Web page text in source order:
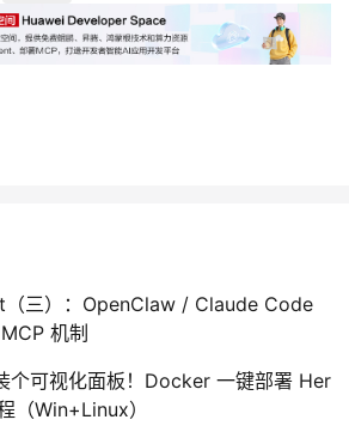
（三）：OpenClaw / Claude Code
机制
个可视化面板！Docker 一键部署 Her
（Win+Linux）